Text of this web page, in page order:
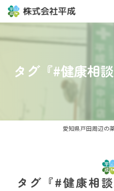
タグ『#健康相
愛知県戸田周辺の
タグ『#健康相